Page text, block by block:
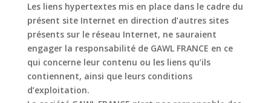
Les liens hypertextes mis en place dans le cadre du
présent site Internet en direction d’autres sites
présents sur le réseau Internet, ne sauraient
engager la responsabilité de GAWL FRANCE en ce
qui concerne leur contenu ou les liens qu’ils
contiennent, ainsi que leurs conditions
d’exploitation.